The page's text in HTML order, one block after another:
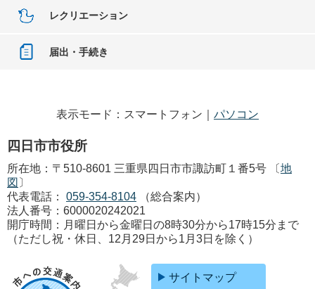
レクリエーション
届出・手続き
表示モード：スマートフォン｜ パソコン
四日市市役所
所在地：〒510-8601 三重県四日市市諏訪町１番5号 〔地
図 〕
代表電話：
059-354-8104
（総合案内）
法人番号：6000020242021
開庁時間：月曜日から金曜日の8時30分から17時15分まで
（ただし祝・休日、12月29日から1月3日を除く）
サイトマップ